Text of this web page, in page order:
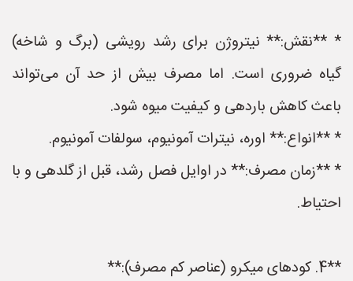
* **نقش:** نیتروژن برای رشد رویشی (برگ و شاخه)
گیاه ضروری است. اما مصرف بیش از حد آن می‌تواند
باعث کاهش باردهی و کیفیت میوه شود.
* **انواع:** اوره، نیترات آمونیوم، سولفات آمونیوم.
* **زمان مصرف:** در اوایل فصل رشد، قبل از گلدهی و با
احتیاط.
**4. کودهای میکرو (عناصر کم مصرف):**